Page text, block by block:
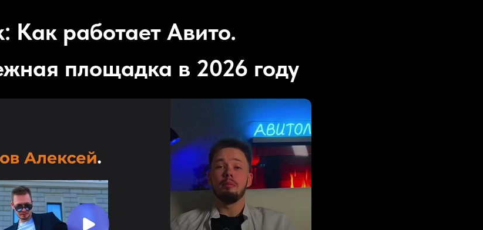
Как работает Авито.
площадка в 2026 году